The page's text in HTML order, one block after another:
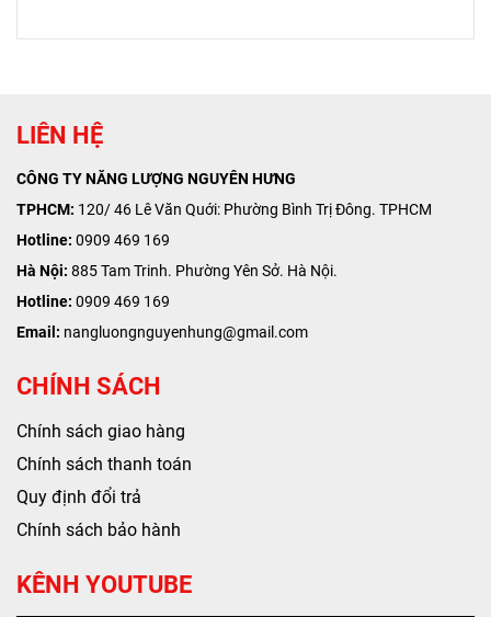
CHÍNH SÁCH
Chính sách thanh toán
Quy định đổi trả
Chính sách bảo hành
KÊNH YOUTUBE
CATALOQUE ARISTON